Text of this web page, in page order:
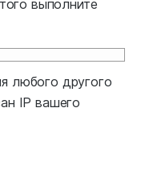
выполните
любого другого
IP вашего